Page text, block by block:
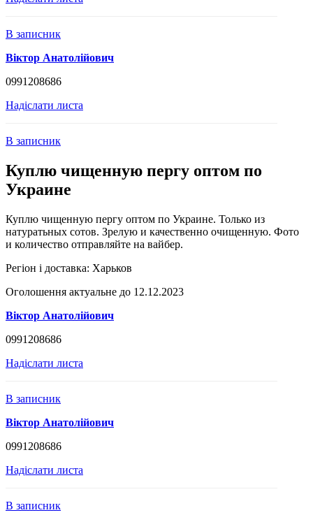
В записник
Віктор Анатолійович
0991208686
Надіслати листа
В записник
Куплю чищенную пергу оптом по
Украине
Куплю чищенную пергу оптом по Украине. Только из
натуратьных сотов. Зрелую и качественно очищенную. Фото
и количество отправляйте на вайбер.
Регіон і доставка: Харьков
Оголошення актуальне до 12.12.2023
Віктор Анатолійович
0991208686
Надіслати листа
В записник
Віктор Анатолійович
0991208686
Надіслати листа
В записник